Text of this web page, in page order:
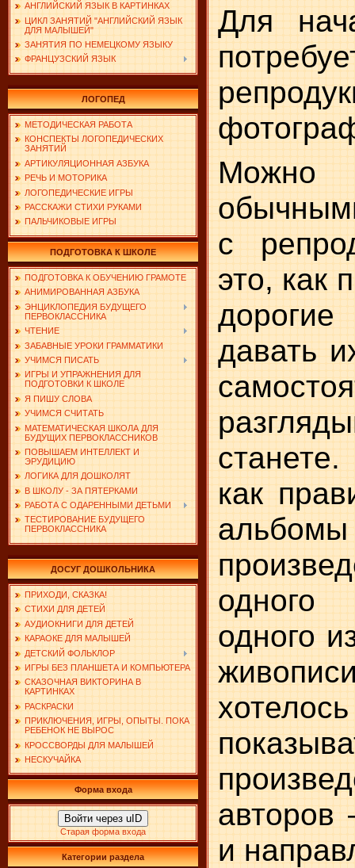
АНГЛИЙСКИЙ ЯЗЫК В КАРТИНКАХ
ЦИКЛ ЗАНЯТИЙ "АНГЛИЙСКИЙ ЯЗЫК
ДЛЯ МАЛЫШЕЙ"
ЗАНЯТИЯ ПО НЕМЕЦКОМУ ЯЗЫКУ
ФРАНЦУЗСКИЙ ЯЗЫК
ЛОГОПЕД
МЕТОДИЧЕСКАЯ РАБОТА
КОНСПЕКТЫ ЛОГОПЕДИЧЕСКИХ
ЗАНЯТИЙ
АРТИКУЛЯЦИОННАЯ АЗБУКА
РЕЧЬ И МОТОРИКА
ЛОГОПЕДИЧЕСКИЕ ИГРЫ
РАССКАЖИ СТИХИ РУКАМИ
ПАЛЬЧИКОВЫЕ ИГРЫ
ПОДГОТОВКА К ШКОЛЕ
ПОДГОТОВКА К ОБУЧЕНИЮ ГРАМОТЕ
АНИМИРОВАННАЯ АЗБУКА
ЭНЦИКЛОПЕДИЯ БУДУЩЕГО
ПЕРВОКЛАССНИКА
ЧТЕНИЕ
ЗАБАВНЫЕ УРОКИ ГРАММАТИКИ
УЧИМСЯ ПИСАТЬ
ИГРЫ И УПРАЖНЕНИЯ ДЛЯ
ПОДГОТОВКИ К ШКОЛЕ
Я ПИШУ СЛОВА
УЧИМСЯ СЧИТАТЬ
МАТЕМАТИЧЕСКАЯ ШКОЛА ДЛЯ
БУДУЩИХ ПЕРВОКЛАССНИКОВ
ПОВЫШАЕМ ИНТЕЛЛЕКТ И
ЭРУДИЦИЮ
ЛОГИКА ДЛЯ ДОШКОЛЯТ
В ШКОЛУ - ЗА ПЯТЕРКАМИ
РАБОТА С ОДАРЕННЫМИ ДЕТЬМИ
ТЕСТИРОВАНИЕ БУДУЩЕГО
ПЕРВОКЛАССНИКА
ДОСУГ ДОШКОЛЬНИКА
ПРИХОДИ, СКАЗКА!
СТИХИ ДЛЯ ДЕТЕЙ
АУДИОКНИГИ ДЛЯ ДЕТЕЙ
КАРАОКЕ ДЛЯ МАЛЫШЕЙ
ДЕТСКИЙ ФОЛЬКЛОР
ИГРЫ БЕЗ ПЛАНШЕТА И КОМПЬЮТЕРА
СКАЗОЧНАЯ ВИКТОРИНА В
КАРТИНКАХ
РАСКРАСКИ
ПРИКЛЮЧЕНИЯ, ИГРЫ, ОПЫТЫ. ПОКА
РЕБЕНОК НЕ ВЫРОС
КРОССВОРДЫ ДЛЯ МАЛЫШЕЙ
НЕСКУЧАЙКА
Форма входа
Войти через uID
Старая форма входа
Категории раздела
Для
Можно
с
это, как
давать
как
одного
авторов
и